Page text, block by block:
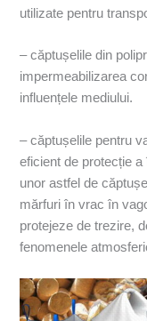
utilizate pentru
– căptușelile din
impermeabilizarea
influențele mediului.
– căptușelile pentru
eficient de protecție
unor astfel de
mărfuri în vrac în
protejeze de trezire,
fenomenele